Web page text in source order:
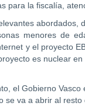
para la fiscalía,
abordados,
menores de
y el proyecto
es nuclear
el Gobierno
se va a abrir al